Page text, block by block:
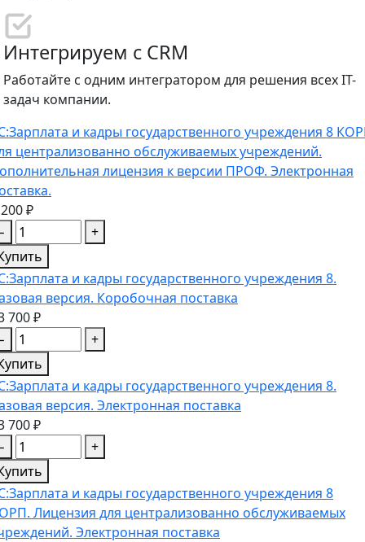
Интегрируем с CRM
Работайте с одним интегратором для решения всех IT-
задач компании.
и кадры государственного учреждения 8
централизованно обслуживаемых учреждений.
лицензия к версии ПРОФ. Электронная
₽
+
и кадры государственного учреждения 8.
версия. Коробочная поставка
700 ₽
+
и кадры государственного учреждения 8.
версия. Электронная поставка
700 ₽
+
и кадры государственного учреждения 8
Лицензия для централизованно обслуживаемых
Электронная поставка